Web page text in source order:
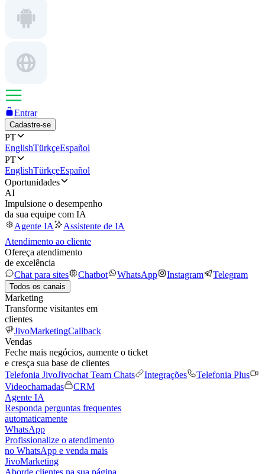
Entrar
Cadastre-se
PT
EnglishTürkçeEspañol
PT
EnglishTürkçeEspañol
Oportunidades
AI
Impulsione o desempenho
da sua equipe com IA
Agente IA
Assistente de IA
Atendimento ao cliente
Ofereça atendimento
de excelência
Chat para sites
Chatbot WhatsApp Instagram Telegram
Todos os canais
Marketing
Transforme visitantes em
clientes
JivoMarketingCallback
Vendas
Feche mais negócios, aumente o ticket
e cresça sua base de clientes
Telefonia JivoJivochat Team Chats Integrações
Telefonia Plus
Videochamadas
CRM
Agente IA
Responda perguntas frequentes
automaticamente
WhatsApp
Profissionalize o atendimento
no WhatsApp e venda mais
JivoMarketing
Aborde clientes na sua página